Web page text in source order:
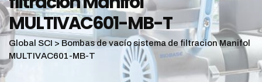
MULTIVAC601-MB-T
Global SCI > Bombas de vacío sistema de filtracion Manifol
MULTIVAC601-MB-T